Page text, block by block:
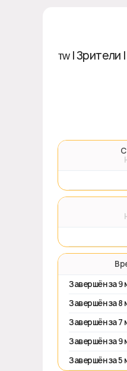
ᴛᴡ | Зрители
🚀
⏱️
Завершён за 9
Завершён за 8
Завершён за 7
Завершён за 9
Завершён за 5